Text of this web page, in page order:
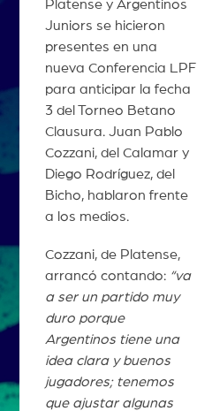
Platense y Argentinos
Juniors se hicieron
presentes en una
nueva Conferencia LPF
para anticipar la fecha
3 del Torneo Betano
Clausura. Juan Pablo
Cozzani, del Calamar y
Diego Rodríguez, del
Bicho, hablaron frente
a los medios.
Cozzani, de Platense,
arrancó contando: “va
a ser un partido muy
duro porque
Argentinos tiene una
idea clara y buenos
jugadores; tenemos
que ajustar algunas